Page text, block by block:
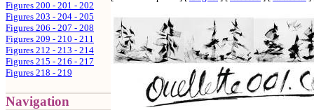
Figures 200 - 201 - 202
Figures 203 - 204 - 205
Figures 206 - 207 - 208
Figures 209 - 210 - 211
Figures 212 - 213 - 214
Figures 215 - 216 - 217
Figures 218 - 219
Navigation